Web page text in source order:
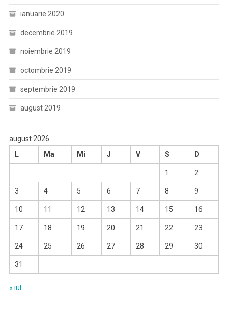
ianuarie 2020
decembrie 2019
noiembrie 2019
octombrie 2019
septembrie 2019
august 2019
august 2026
L
Ma Mi J V S D
1 2
3 4 5 6 7 8 9
10 11 12 13 14 15 16
17 18 19 20 21 22 23
24 25 26 27 28 29 30
31
« iul.